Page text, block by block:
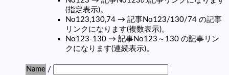
(指定表示)。
No123,130,74 → 記事No123/130/74 の記事
リンクになります(複数表示)。
No123-130 → 記事No123～130 の記事リン
クになります(連続表示)。
Name /